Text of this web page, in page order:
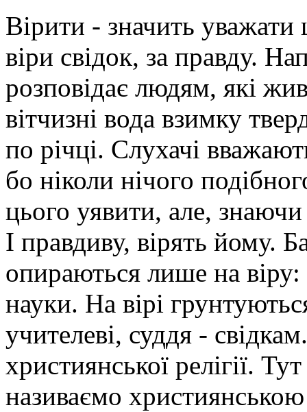
Вірити - значить
віри свідок, за правду.
розповідає людям, які
вітчизні вода взимку
по річці. Слухачі
бо ніколи нічого
цього уявити, але,
І правдиву, вірять йому.
опираються лише на віру:
науки. На вірі
учителеві, суддя -
християнської релігії.
називаємо